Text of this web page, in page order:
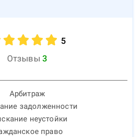
5
Отзывы 3
Арбитраж
задолженности
неустойки
право